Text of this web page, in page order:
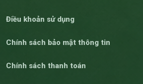
Điều khoản sử dụng
Chính sách bảo mật thông tin
Chính sách thanh toán